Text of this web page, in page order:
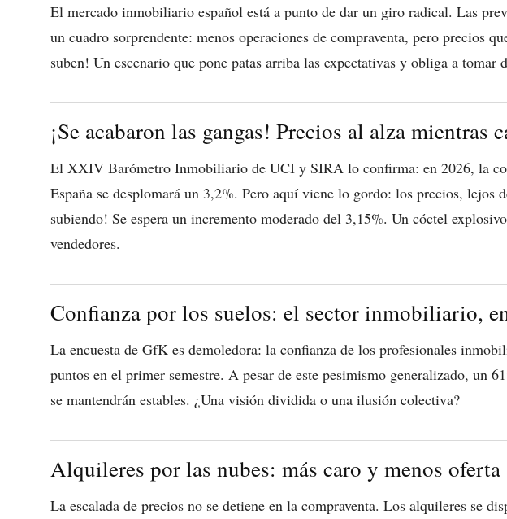
El mercado inmobiliario español está a punto de dar un giro radical. Las
un cuadro sorprendente: menos operaciones de compraventa, pero precios
suben! Un escenario que pone patas arriba las expectativas y obliga a tomar
¡Se acabaron las gangas! Precios al alza mientras
El XXIV Barómetro Inmobiliario de UCI y SIRA lo confirma: en 2026, la
España se desplomará un 3,2%. Pero aquí viene lo gordo: los precios, lejos
subiendo! Se espera un incremento moderado del 3,15%. Un cóctel
vendedores.
Confianza por los suelos: el sector inmobiliario,
La encuesta de GfK es demoledora: la confianza de los profesionales
puntos en el primer semestre. A pesar de este pesimismo generalizado, un
se mantendrán estables. ¿Una visión dividida o una ilusión colectiva?
Alquileres por las nubes: más caro y menos oferta
La escalada de precios no se detiene en la compraventa. Los alquileres se